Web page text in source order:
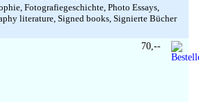
Fotografiegeschichte, Photo Essays,
literature, Signed books, Signierte Bücher
70,--